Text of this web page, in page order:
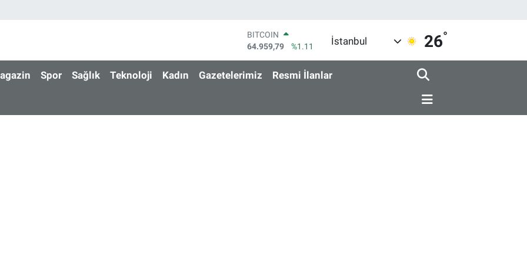
BITCOIN
64.959,79
%1.11
%0.18
EURO
64,4811
%0.38
İstanbul 26°
Spor Sağlık Teknoloji Kadın Gazetelerimiz Resmi İlanlar